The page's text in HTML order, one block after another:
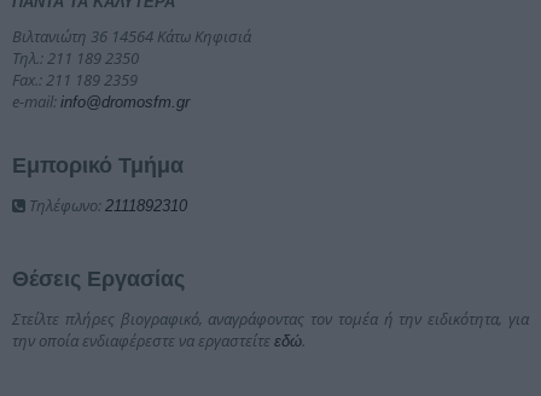
Βιλτανιώτη 36 14564 Κάτω Κηφισιά
Τηλ.: 211 189 2350
Fax.: 211 189 2359
e-mail: info@dromosfm.gr
Εμπορικό Τμήμα
Τηλέφωνο: 2111892310
Θέσεις Εργασίας
Στείλτε πλήρες βιογραφικό, αναγράφοντας τον τομέα ή την ειδικότητα, για
την οποία ενδιαφέρεστε να εργαστείτε εδώ.